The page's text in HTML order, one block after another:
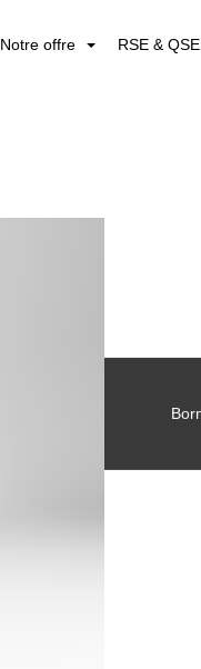
Notre offre RSE & QSE